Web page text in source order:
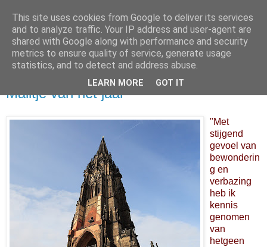
Mailtje van het jaar
"Met
stijgend
gevoel van
bewonderin
g en
verbazing
heb ik
kennis
genomen
van
hetgeen
This site uses cookies from Google to deliver its services
and to analyze traffic. Your IP address and user-agent are
shared with Google along with performance and security
metrics to ensure quality of service, generate usage
statistics, and to detect and address abuse.
LEARN MORE GOT IT